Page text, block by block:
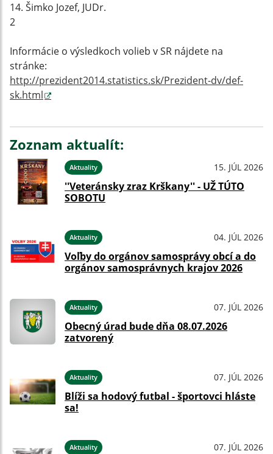
14. Šimko Jozef, JUDr.
2
Informácie o výsledkoch volieb v SR nájdete na
stránke:
http://prezident2014.statistics.sk/Prezident-dv/def-
sk.html
Zoznam aktualít:
Aktuality 15. JÚL 2026
''Veteránsky zraz Krškany'' - UŽ TÚTO
SOBOTU
Aktuality 04. JÚL 2026
Voľby do orgánov samosprávy obcí a do
orgánov samosprávnych krajov 2026
Aktuality 07. JÚL 2026
Obecný úrad bude dňa 08.07.2026
zatvorený
Aktuality 07. JÚL 2026
Blíži sa hodový futbal - športovci hláste
sa!
Aktuality 07. JÚL 2026